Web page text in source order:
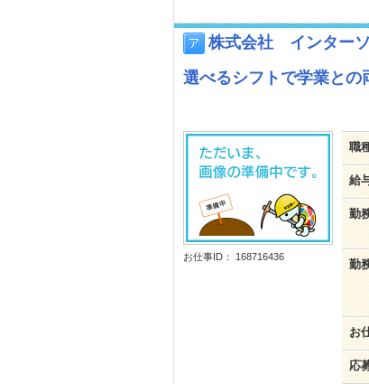
株式会社 インター
選べるシフトで学業との
お仕事ID： 168716436
職
給
勤
勤
お
応